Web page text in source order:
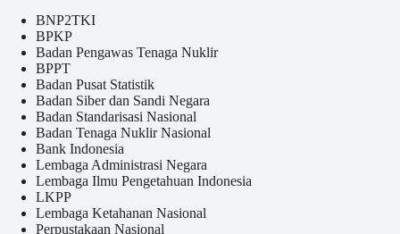
BNP2TKI
BPKP
Badan Pengawas Tenaga Nuklir
BPPT
Badan Pusat Statistik
Badan Siber dan Sandi Negara
Badan Standarisasi Nasional
Badan Tenaga Nuklir Nasional
Bank Indonesia
Lembaga Administrasi Negara
Lembaga Ilmu Pengetahuan Indonesia
LKPP
Lembaga Ketahanan Nasional
Perpustakaan Nasional